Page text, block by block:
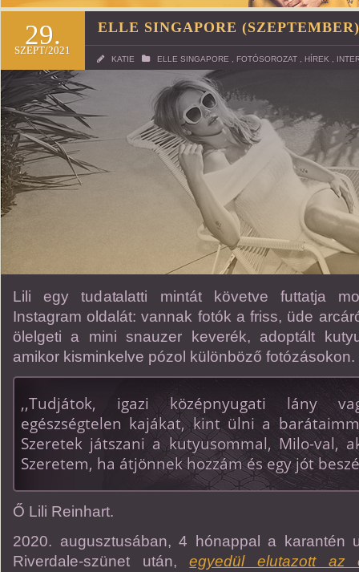
29.
SZEPT/2021
ELLE SINGAPORE
KATIE ELLE SINGAPORE FOTÓSOROZAT HÍREK
Lili egy tudatalatti mintát követve futtatja
Instagram oldalát: vannak fotók a friss, üde
ölelgeti a mini snauzer keverék, adoptált
amikor kisminkelve pózol különböző fotózásokon.
,,Tudjátok, igazi középnyugati lány
egészségtelen kajákat, kint ülni a
Szeretek játszani a kutyusommal, Milo-val,
Szeretem, ha átjönnek hozzám és egy jót
Ő Lili Reinhart.
2020. augusztusában, 4 hónappal a karantén
Riverdale-szünet után,egyedül elutazott az